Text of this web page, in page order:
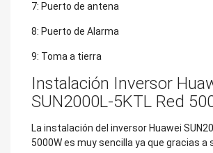
7: Puerto de antena
8: Puerto de Alarma
9: Toma a tierra
Instalación Inversor
SUN2000L-5KTL Red
La instalación del inversor Huawei
5000W es muy sencilla ya que gracias a